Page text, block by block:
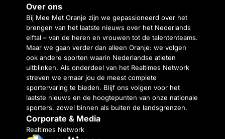
Over ons
Bij Mee Met Oranje zijn we gepassioneerd over het
brengen van het laatste nieuws over het Nederlands
elftal – van de heren en vrouwen tot de talententeams.
Maar we gaan verder dan alleen Oranje: we volgen
ook andere sporten waarin Nederlandse atleten
uitblinken. Als onderdeel van het Realtimes Network
streven we ernaar jou de meest complete
sportervaring te bieden. Blijf ons volgen voor het
laatste nieuws en de hoogtepunten van onze nationale
sporters, zowel binnen als buiten de landsgrenzen.
Corporate & Media
Realtimes Network